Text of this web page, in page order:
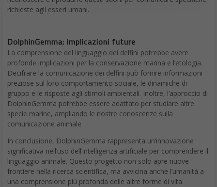
richieste agli esseri umani.
DolphinGemma: implicazioni future
La comprensione del linguaggio dei delfini potrebbe avere
profonde implicazioni per la conservazione marina e l’etologia.
Decifrare la comunicazione dei delfini può fornire informazioni
preziose sul loro comportamento sociale, le dinamiche di
gruppo e le risposte agli stimoli ambientali. Inoltre, l’approccio di
DolphinGemma potrebbe essere adattato per studiare altre
specie marine, ampliando le nostre conoscenze sulla
comunicazione animale
In conclusione, DolphinGemma rappresenta un’innovazione
significativa nell’uso dell’intelligenza artificiale per comprendere il
linguaggio animale. Questo progetto non solo apre nuove
frontiere nella ricerca scientifica, ma avvicina anche l’umanità a
una comprensione più profonda delle altre forme di vita